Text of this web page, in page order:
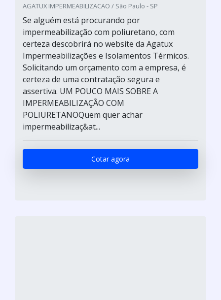
AGATUX IMPERMEABILIZACAO / São Paulo - SP
Se alguém está procurando por
impermeabilização com poliuretano, com
certeza descobrirá no website da Agatux
Impermeabilizações e Isolamentos Térmicos.
Solicitando um orçamento com a empresa, é
certeza de uma contratação segura e
assertiva. UM POUCO MAIS SOBRE A
IMPERMEABILIZAÇÃO COM
POLIURETANOQuem quer achar
impermeabilizaç&at...
Cotar agora